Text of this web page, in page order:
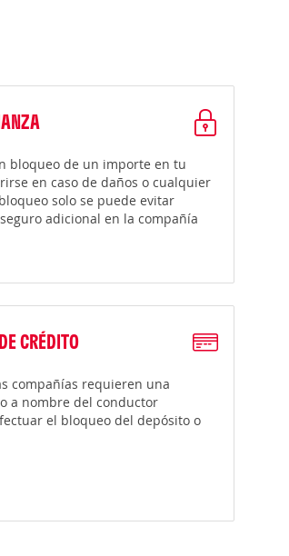
bloqueo de un importe en tu
en caso de daños o cualquier
solo se puede evitar
adicional en la compañía
CRÉDITO
compañías requieren una
a nombre del conductor
el bloqueo del depósito o